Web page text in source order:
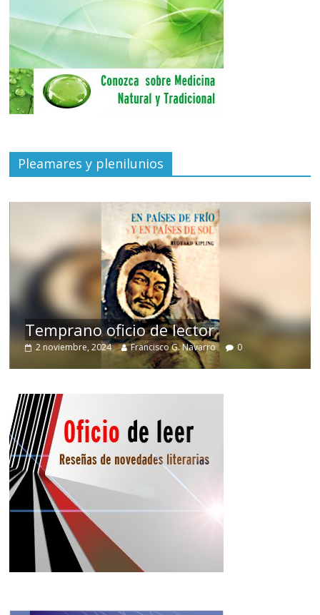
Pleamares y plenilunios
Temprano oficio de lector
2 noviembre, 2024 Francisco G. Navarro 0